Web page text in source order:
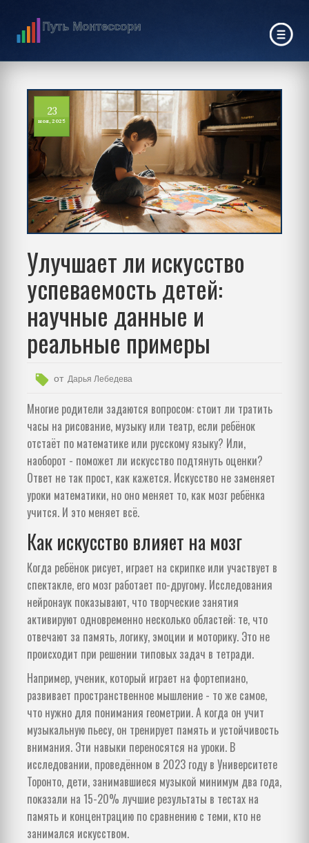
23
ноя, 2025
Улучшает ли искусство
успеваемость детей:
научные данные и
реальные примеры
от Дарья Лебедева
Многие родители задаются вопросом: стоит ли тратить
часы на рисование, музыку или театр, если ребёнок
отстаёт по математике или русскому языку? Или,
наоборот - поможет ли искусство подтянуть оценки?
Ответ не так прост, как кажется. Искусство не заменяет
уроки математики, но оно меняет то, как мозг ребёнка
учится. И это меняет всё.
Как искусство влияет на мозг
Когда ребёнок рисует, играет на скрипке или участвует в
спектакле, его мозг работает по-другому. Исследования
нейронаук показывают, что творческие занятия
активируют одновременно несколько областей: те, что
отвечают за память, логику, эмоции и моторику. Это не
происходит при решении типовых задач в тетради.
Например, ученик, который играет на фортепиано,
развивает пространственное мышление - то же самое,
что нужно для понимания геометрии. А когда он учит
музыкальную пьесу, он тренирует память и устойчивость
внимания. Эти навыки переносятся на уроки. В
исследовании, проведённом в 2023 году в Университете
Торонто, дети, занимавшиеся музыкой минимум два года,
показали на 15-20% лучшие результаты в тестах на
память и концентрацию по сравнению с теми, кто не
занимался искусством.